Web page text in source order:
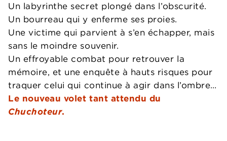
Un labyrinthe secret plongé dans l’obscurité.
Un bourreau qui y enferme ses proies.
Une victime qui parvient à s’en échapper, mais
sans le moindre souvenir.
Un effroyable combat pour retrouver la
mémoire, et une enquête à hauts risques pour
traquer celui qui continue à agir dans l’ombre…
Le nouveau volet tant attendu du
Chuchoteur.